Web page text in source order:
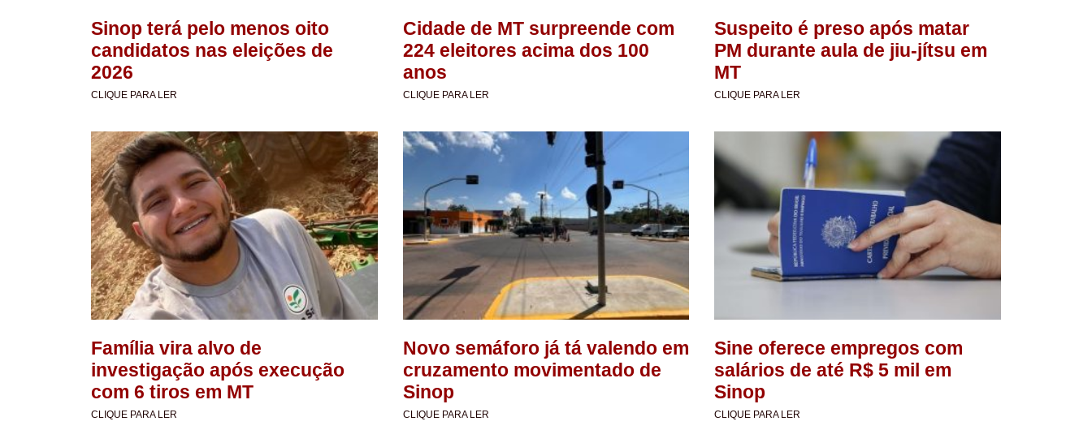
Sinop terá pelo menos oito
candidatos nas eleições de
2026
CLIQUE PARA LER
Cidade de MT surpreende com
224 eleitores acima dos 100
anos
CLIQUE PARA LER
Suspeito é preso após matar
PM durante aula de jiu-jítsu em
MT
CLIQUE PARA LER
Família vira alvo de
investigação após execução
com 6 tiros em MT
CLIQUE PARA LER
Novo semáforo já tá valendo em
cruzamento movimentado de
Sinop
CLIQUE PARA LER
Sine oferece empregos com
salários de até R$ 5 mil em
Sinop
CLIQUE PARA LER